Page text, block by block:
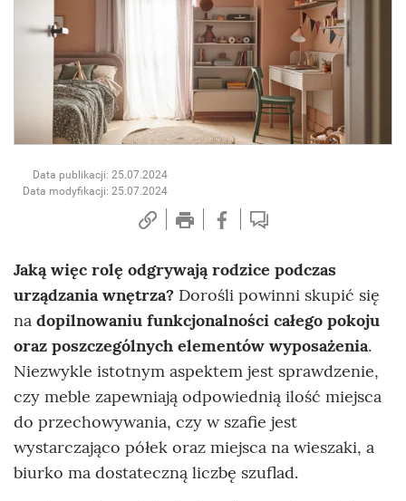
Data publikacji: 25.07.2024
Data modyfikacji: 25.07.2024
Jaką więc rolę odgrywają rodzice podczas
urządzania wnętrza? Dorośli powinni skupić się
na dopilnowaniu funkcjonalności całego pokoju
oraz poszczególnych elementów wyposażenia.
Niezwykle istotnym aspektem jest sprawdzenie,
czy meble zapewniają odpowiednią ilość miejsca
do przechowywania, czy w szafie jest
wystarczająco półek oraz miejsca na wieszaki, a
biurko ma dostateczną liczbę szuflad.